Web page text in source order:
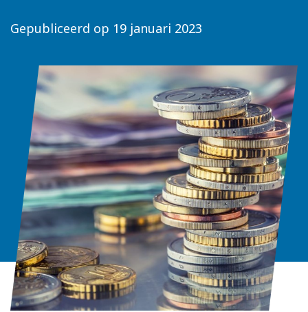
Gepubliceerd op 19 januari 2023